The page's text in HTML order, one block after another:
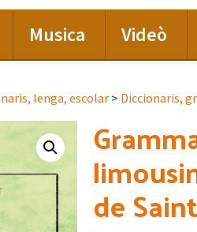
Musica Videò
lenga, escolar > Diccionaris,
de